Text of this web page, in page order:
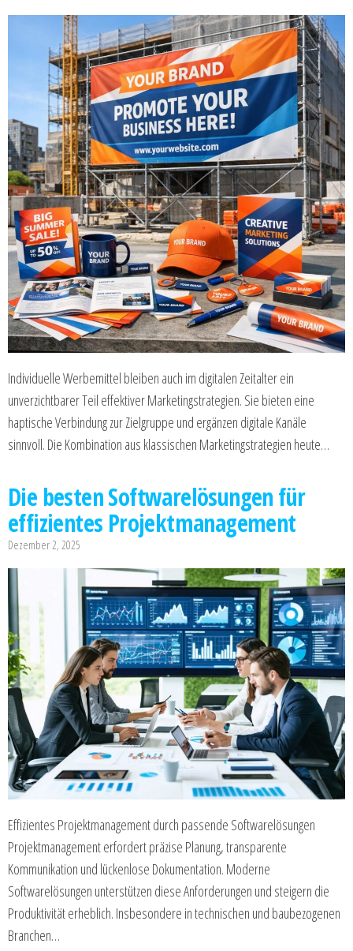
Individuelle Werbemittel bleiben auch im digitalen Zeitalter ein
unverzichtbarer Teil effektiver Marketingstrategien. Sie bieten eine
haptische Verbindung zur Zielgruppe und ergänzen digitale Kanäle
sinnvoll. Die Kombination aus klassischen Marketingstrategien heute…
Die besten Softwarelösungen für
effizientes Projektmanagement
Dezember 2, 2025
Effizientes Projektmanagement durch passende Softwarelösungen
Projektmanagement erfordert präzise Planung, transparente
Kommunikation und lückenlose Dokumentation. Moderne
Softwarelösungen unterstützen diese Anforderungen und steigern die
Produktivität erheblich. Insbesondere in technischen und baubezogenen
Branchen…